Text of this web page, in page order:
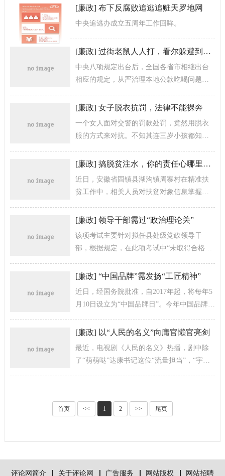
制度的笼子里。
[廉政] 布下反腐败追逃追赃天罗地网
中央追逃办成立五周年工作回眸。
[廉政] 过街老鼠人人打，看尔躲避到几时
中央八项规定出台后，全国各省市相继出台
相应的规定，从严治理本地公款吃喝问题，
制。但仍时有公款吃喝情况见诸报端，...
[廉政] 女子脱衣抗罚，法律不能裸奔
一个女人面对交警的罚款处罚，竟然用脱衣
服的方式来对抗。不知其连三岁小孩都知道
上，想穿想脱随自己，但即便是抛弃道德...
[廉政] 搞脱贫注水，你的责任心哪里去了？
近日，安徽省固镇县湖沟镇周寨村在精准扶
贫工作中，相关人员对扶贫对象信息掌握不
2016年10月已经去世的情况下，...
[廉政] 领导干部需过“政治理论关”
该项考试主要针对拟任县处级党政领导干
部，根据规定，在此项考试中“未取得合格证
之所以对领导干部政治理论水平任职资...
[廉政] “中国品牌”需发扬“工匠精神”
近日，经国务院批准，自2017年起，将每年5
月10日设立为“中国品牌日”。今年中国品牌日
自主品牌发展新时代
[廉政] 以“人民的名义”向庸官懒官亮剑
最近，电视剧《人民的名义》热播，剧中除
了“萌萌哒”达康书记这位“流量担当”，“宇宙
首页 << 1 2 >> 尾页
评论网简介 关于评论网 广告服务 网站版权 网站招聘